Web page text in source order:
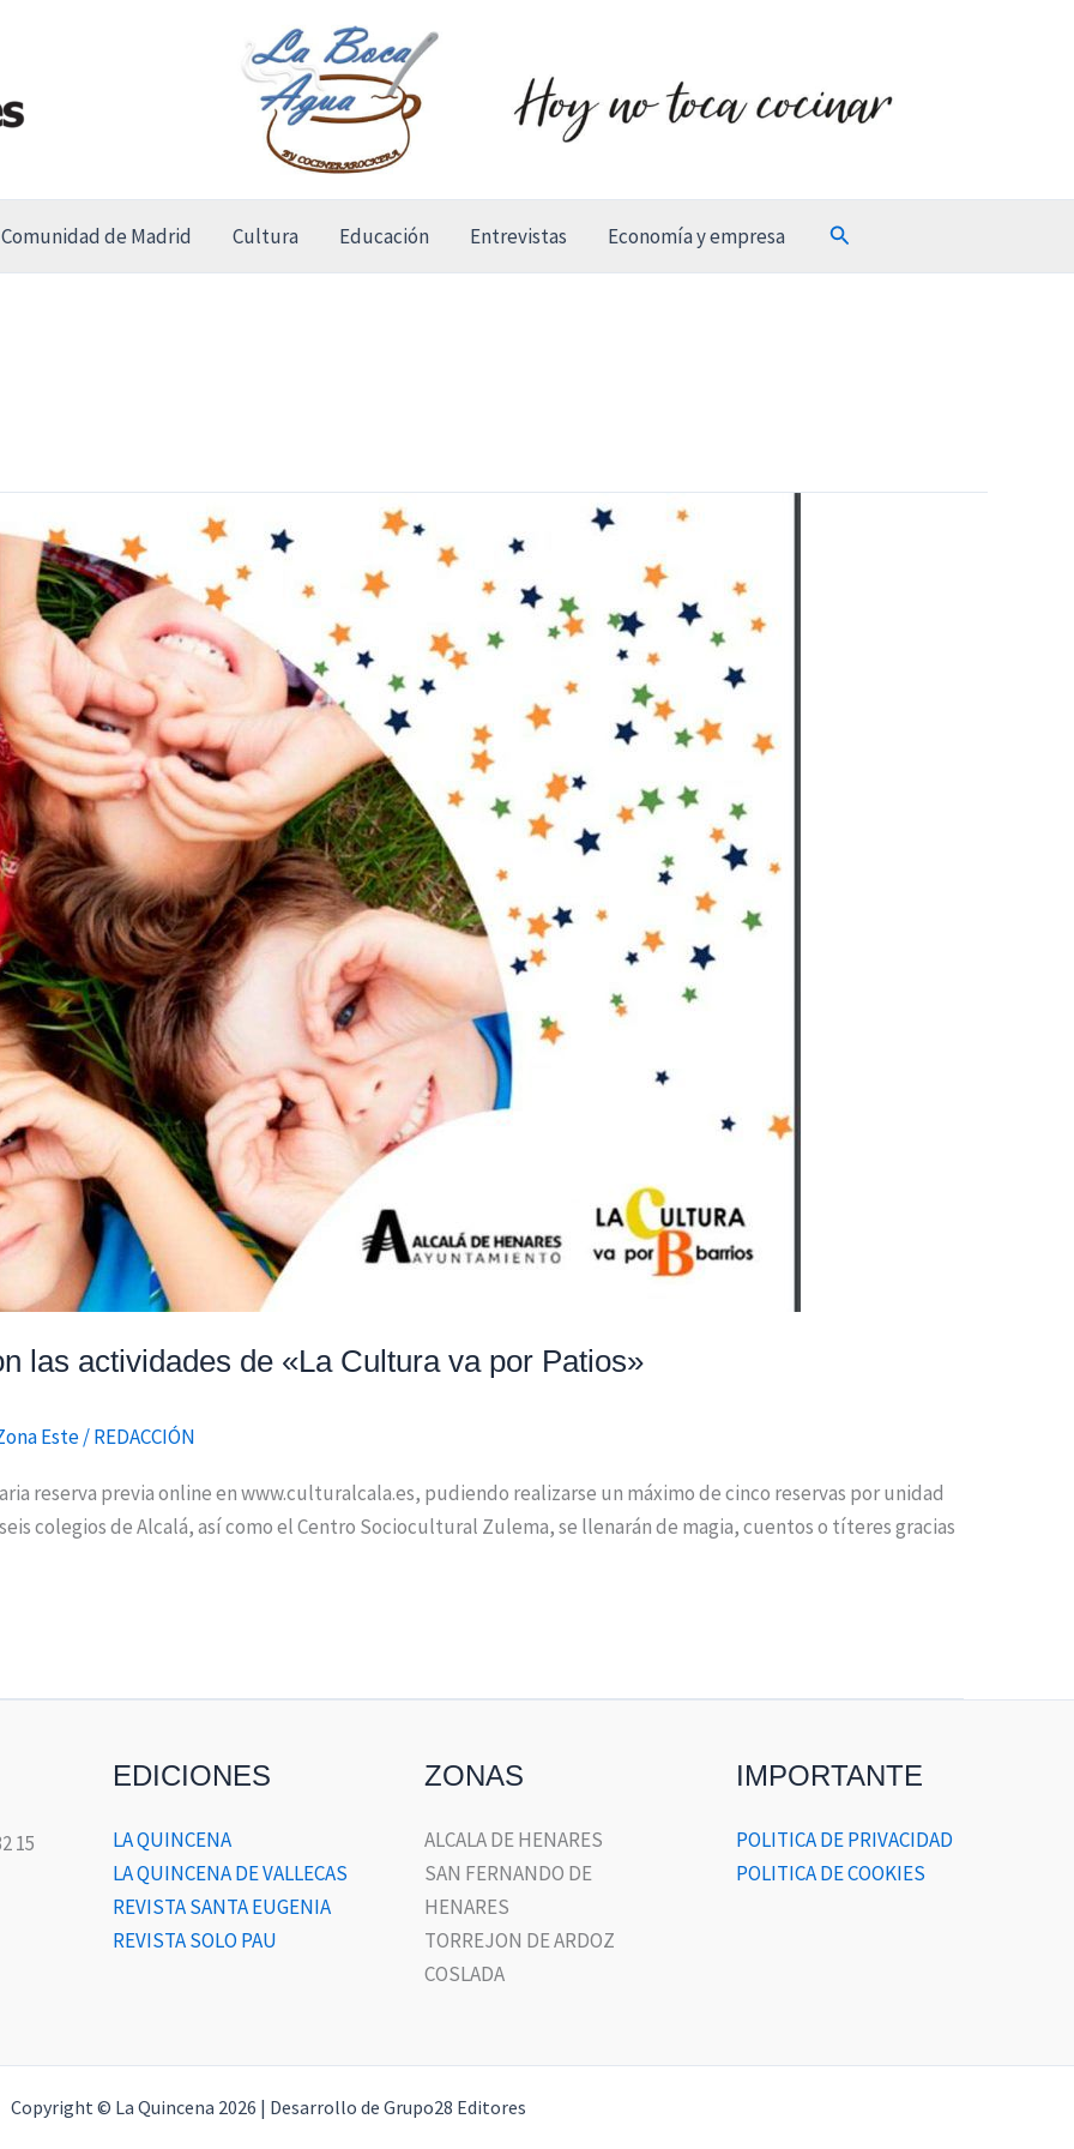
Comunidad de Madrid Cultura Educación Entrevistas Economía y empresa Buscar
las actividades de «La Cultura va por Patios»
Este/REDACCIÓN
reserva previa online en www.culturalcala.es, pudiendo realizarse un máximo de cinco reservas por unidad
colegios de Alcalá, así como el Centro Sociocultural Zulema, se llenarán de magia, cuentos o títeres gracias
15
EDICIONES
LA QUINCENA
LA QUINCENA DE VALLECAS
REVISTA SANTA EUGENIA
REVISTA SOLO PAU
ZONAS
ALCALA DE HENARES
SAN FERNANDO DE
HENARES
TORREJON DE ARDOZ
COSLADA
IMPORTANTE
POLITICA DE PRIVACIDAD
POLITICA DE COOKIES
Copyright © La Quincena 2026 | Desarrollo de Grupo28 Editores